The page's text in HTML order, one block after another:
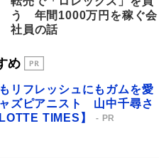
う 年間1000万円を稼ぐ会
社員の話
め
リフレッシュにもガムを愛
ズピアニスト 山中千尋さ
TIMES】
PR